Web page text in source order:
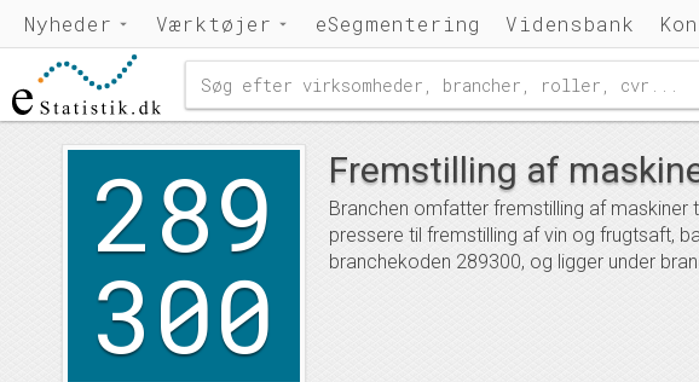
Nyheder Værktøjer eSegmentering Vidensbank
289
300
Fremstilling af
Branchen omfatter fremstilling af maskiner
pressere til fremstilling af vin og frugtsaft,
branchekoden 289300, og ligger under